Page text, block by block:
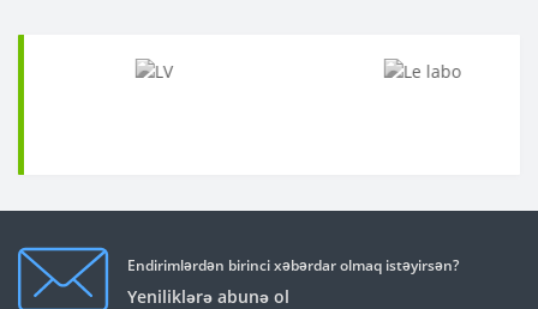
Endirimlərdən birinci xəbərdar olmaq istəyirsən?
Yeniliklərə abunə ol